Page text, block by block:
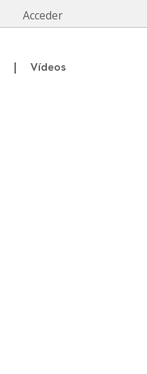
Acceder
Vídeos